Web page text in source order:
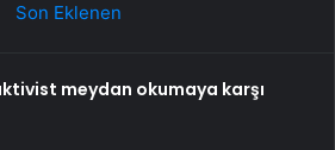
Son Eklenen
meydan okumaya karşı